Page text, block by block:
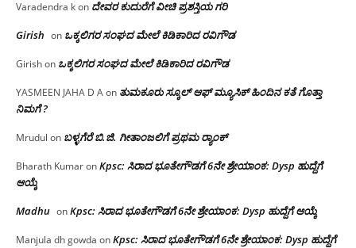
Varadendra kon ದೇವರ ಕುದುರೆಗೆ ವೀಚಿ ಪ್ರಶಸ್ತಿಯ ಗರಿ
Girish on ಒಕ್ಕಲಿಗರ ಸಂಘದ ಮೇಲೆ ಕಿಡಿಕಾರಿದ ರವಿಗೌಡ
Girishon ಒಕ್ಕಲಿಗರ ಸಂಘದ ಮೇಲೆ ಕಿಡಿಕಾರಿದ ರವಿಗೌಡ
YASMEEN JAHA D Aon ತುಮಕೂರು ಸ್ಕೂಲ್ ಆಫ್ ಮ್ಯೂಸಿಕ್ ಹಿಂದಿನ ಕತೆ ಗೊತ್ತಾ
ನಿಮಗೆ ?
Mrudul on ಬಳ್ಳಗೆರೆ ಬಿ.ಜಿ. ಗೀತಾಂಜಲಿಗೆ ಪ್ರಥಮ ರ‌್ಯಾಂಕ್
Bharath KumaronKpsc: ಸಿರಾದ ಭೂತೇಗೌಡಗೆ 6ನೇ ಶ್ರೇಯಾಂಕ: Dysp ಹುದ್ದೆಗೆ
ಆಯ್ಕೆ
Madhu onKpsc: ಸಿರಾದ ಭೂತೇಗೌಡಗೆ 6ನೇ ಶ್ರೇಯಾಂಕ: Dysp ಹುದ್ದೆಗೆ ಆಯ್ಕೆ
Manjula dh gowda onKpsc: ಸಿರಾದ ಭೂತೇಗೌಡಗೆ 6ನೇ ಶ್ರೇಯಾಂಕ: Dysp ಹುದ್ದೆಗೆ